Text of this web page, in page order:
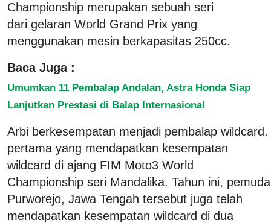
Championship merupakan sebuah seri
dari gelaran World Grand Prix yang
menggunakan mesin berkapasitas 250cc.
Baca Juga :
Umumkan 11 Pembalap Andalan, Astra Honda Siap
Lanjutkan Prestasi di Balap Internasional
Arbi berkesempatan menjadi pembalap
pertama yang mendapatkan kesempatan
wildcard di ajang FIM Moto3 World
Championship seri Mandalika. Tahun ini,
Purworejo, Jawa Tengah tersebut juga telah
mendapatkan kesempatan wildcard di dua